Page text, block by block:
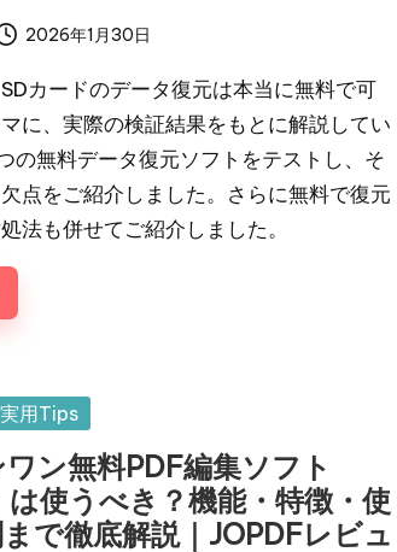
2026年1月30日
カードのデータ復元は本当に無料で可
に、実際の検証結果をもとに解説してい
の無料データ復元ソフトをテストし、そ
点をご紹介しました。さらに無料で復元
法も併せてご紹介しました。
実用Tips
ン無料PDF編集ソフト
は使うべき？機能・特徴・使
で徹底解説｜JOPDFレビュ